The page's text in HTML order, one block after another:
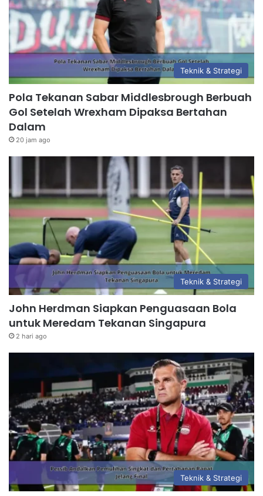
Teknik & Strategi
Pola Tekanan Sabar Middlesbrough Berbuah
Gol Setelah Wrexham Dipaksa Bertahan
Dalam
20 jam ago
Teknik & Strategi
John Herdman Siapkan Penguasaan Bola
untuk Meredam Tekanan Singapura
2 hari ago
Teknik & Strategi